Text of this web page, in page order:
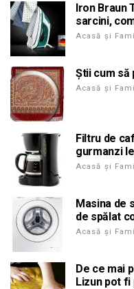
Iron Braun
sarcini,
Acasă și
Știi cum
Acasă și
Filtru de
gurmanzi
Acasă și
Masina de
de spălat
Acasă și
De ce mai
Lizun pot